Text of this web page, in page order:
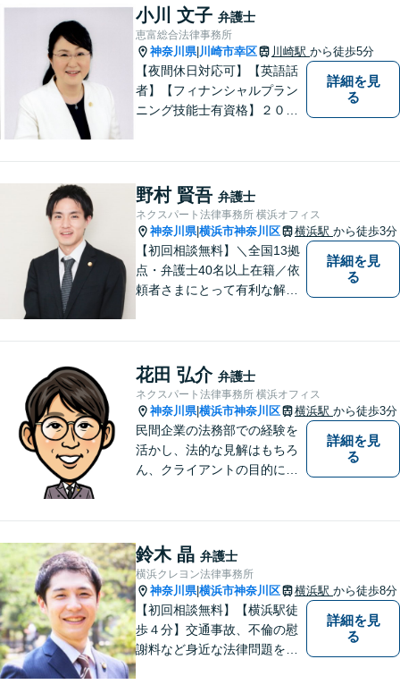
小川 文子 弁護士
恵富総合法律事務所
神奈川県| 川崎市幸区 川崎駅 から徒歩5分
【夜間休日対応可】【英語話
者】【フィナンシャルプラン
ニング技能士有資格】２０年
ております。
詳細を見
る
野村 賢吾 弁護士
ネクスパート法律事務所 横浜オフィス
神奈川県|横浜市神奈川区 横浜駅 から徒歩3分
【初回相談無料】＼全国13拠
点・弁護士40名以上在籍／依
頼者さまにとって有利な解決
事件など、ご相談ください
【夜間・休日対応】
詳細を見
る
花田 弘介 弁護士
ネクスパート法律事務所 横浜オフィス
神奈川県|横浜市神奈川区 横浜駅 から徒歩3分
民間企業の法務部での経験を
活かし、法的な見解はもちろ
ん、クライアントの目的に適
ます。情熱を大切にしつつ、
冷静を保つ、心を込めて解決
します。【分割払い可】
詳細を見
る
鈴木 晶 弁護士
横浜クレヨン法律事務所
神奈川県|横浜市神奈川区 横浜駅 から徒歩8分
【初回相談無料】【横浜駅徒
歩４分】交通事故、不倫の慰
謝料など身近な法律問題を解
詳細を見
る